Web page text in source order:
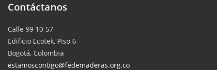
Contáctanos
Calle 99 10-57
Edificio Ecotek, Piso 6
Bogotá, Colombia
estamoscontigo@fedemaderas.org.co